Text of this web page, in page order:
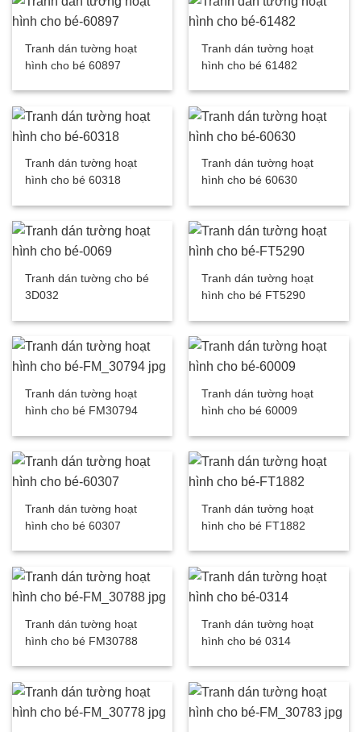
Tranh dán tường hoạt
hình cho bé 60897
Tranh dán tường hoạt
hình cho bé 61482
Tranh dán tường hoạt
hình cho bé 60318
Tranh dán tường hoạt
hình cho bé 60630
Tranh dán tường cho bé
3D032
Tranh dán tường hoạt
hình cho bé FT5290
Tranh dán tường hoạt
hình cho bé FM30794
Tranh dán tường hoạt
hình cho bé 60009
Tranh dán tường hoạt
hình cho bé 60307
Tranh dán tường hoạt
hình cho bé FT1882
Tranh dán tường hoạt
hình cho bé FM30788
Tranh dán tường hoạt
hình cho bé 0314